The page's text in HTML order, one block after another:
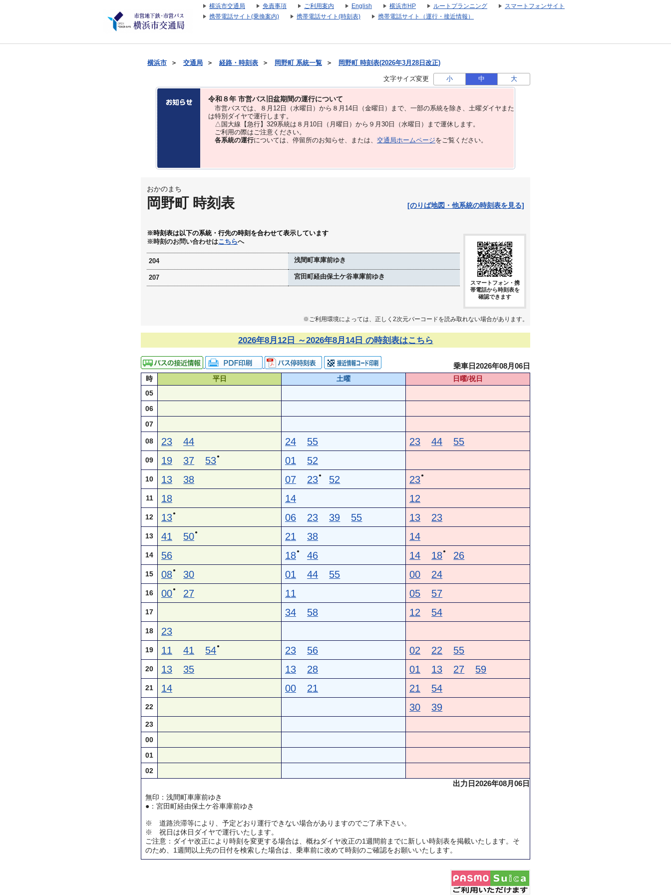
横浜市交通局 免責事項 ご利用案内 English 横浜市HP ルートプランニング
スマートフォンサイト
携帯電話サイト(乗換案内)
携帯電話サイト(時刻表) 携帯電話サイト（運行・接近情報）
横浜市 ＞ 交通局 ＞ 経路・時刻表 ＞ 岡野町 系統一覧 ＞ 岡野町 時刻表(2026年3月28日改正)
文字サイズ変更 小 中 大
令和８年 市営バス旧盆期間の運行について
市営バスでは、８⽉12⽇（水曜日）から８⽉14⽇（金曜日）まで、⼀部の系統を除き、⼟曜ダイヤまた
は特別ダイヤで運⾏します。
△国大線【急行】329系統は８月10日（月曜日）から９月30日（水曜日）まで運休します。
ご利用の際はご注意ください。
各系統の運行については、停留所のお知らせ、または、 交通局ホームページをご覧ください。
おかのまち
岡野町 時刻表 [のりば地図・他系統の時刻表を見る]
※時刻表は以下の系統・行先の時刻を合わせて表示しています
※時刻のお問い合わせはこちらへ
204 浅間町車庫前ゆき
207 宮田町経由保土ケ谷車庫前ゆき
スマートフォン・携
帯電話から時刻表を
確認できます
※ご利用環境によっては、正しく2次元バーコードを読み取れない場合があります。
2026年8月12日 ～2026年8月14日 の時刻表はこちら
乗車日2026年08月06日
時 平日 土曜
日曜/祝日
05
06
07
08 23 44 24 55 23 44 55
09 19 37 53● 01 52
10 13 38 07 23● 52 23●
11 18 14 12
12 13● 06 23 39 55 13 23
13 41 50● 21 38 14
14 56 18● 46 14 18● 26
15 08● 30 01 44 55 00 24
16 00● 27 11 05 57
17 34 58 12 54
18 23
19 11 41 54● 23 56 02 22 55
20 13 35 13 28 01 13 27 59
21 14 00 21 21 54
22 30 39
23
00
01
02
出力日2026年08月06日
無印：浅間町車庫前ゆき
●：宮田町経由保土ケ谷車庫前ゆき
※ 道路渋滞等により、予定どおり運行できない場合がありますのでご了承下さい。
※ 祝日は休日ダイヤで運行いたします。
ご注意：ダイヤ改正により時刻を変更する場合は、概ねダイヤ改正の1週間前までに新しい時刻表を掲載いたします。そ
のため、1週間以上先の日付を検索した場合は、乗車前に改めて時刻のご確認をお願いいたします。